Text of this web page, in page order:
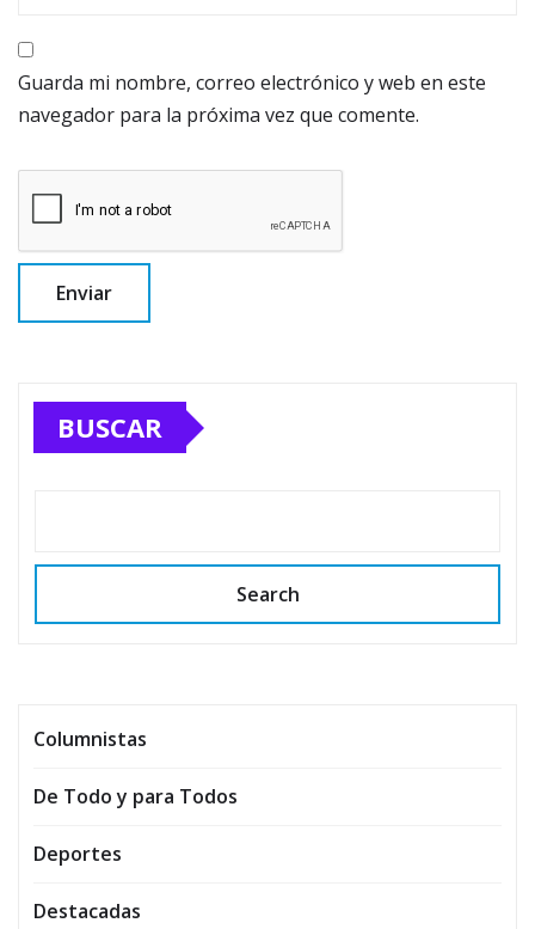
Guarda mi nombre, correo electrónico y web en este
navegador para la próxima vez que comente.
BUSCAR
Search
Columnistas
De Todo y para Todos
Deportes
Destacadas